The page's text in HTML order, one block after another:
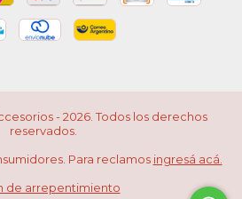
- 2026. Todos los derechos
reservados.
Para reclamos ingresá acá.
de arrepentimiento